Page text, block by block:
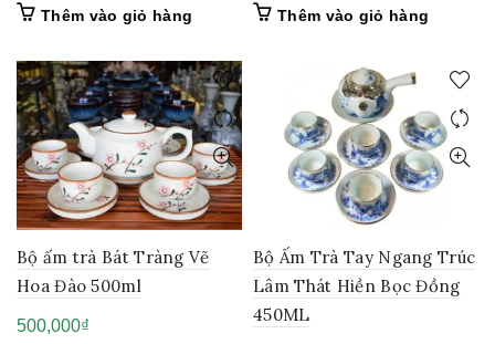
Thêm vào giỏ hàng Thêm vào giỏ hàng
Bộ ấm trà Bát Tràng Vẽ
Hoa Đào 500ml
500,000₫
Bộ Ấm Trà Tay Ngang Trúc
Lâm Thát Hiền Bọc Đồng
450ML